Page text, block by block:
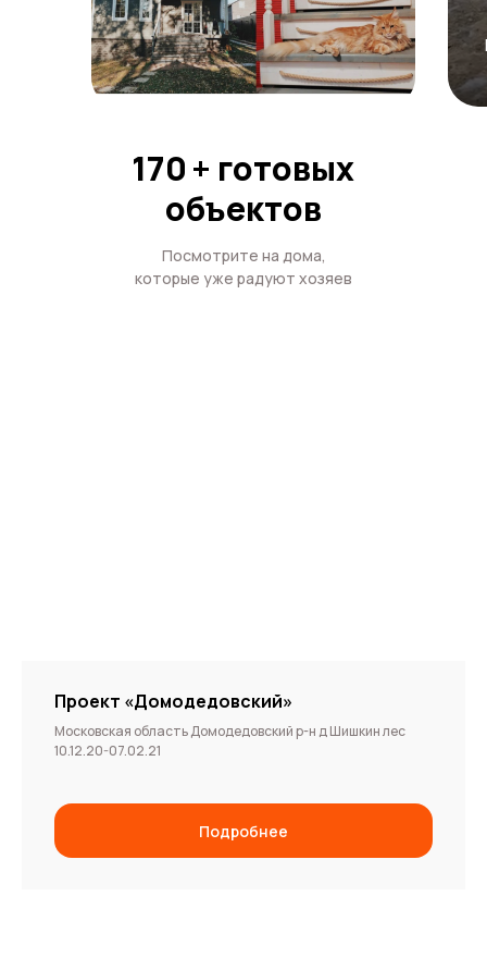
170
Посмотрите на дома,
которые уже радуют хозяев
+ готовых
объектов
объектов
+ готовых
Проект «Домодедовский»
Московская область Домодедовский р-н д Шишкин лес
10.12.20-07.02.21
Подробнее